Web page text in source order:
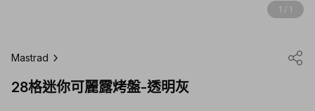
1 / 1
Mastrad
28格迷你可麗露烤盤-透明灰